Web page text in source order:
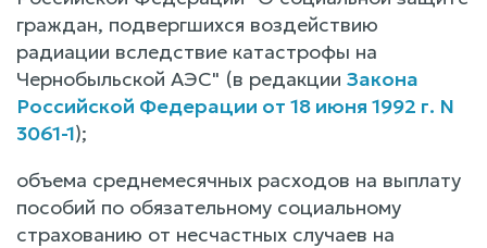
граждан, подвергшихся воздействию
радиации вследствие катастрофы на
Чернобыльской АЭС" (в редакции Закона
Российской Федерации от 18 июня 1992 г. N
3061-1);
объема среднемесячных расходов на выплату
пособий по обязательному социальному
страхованию от несчастных случаев на